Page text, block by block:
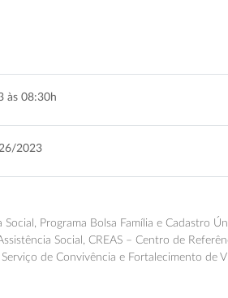
às 08:30h
2023
Programa Bolsa Família e Cadastro
Social, CREAS – Centro de
de Convivência e Fortalecimento de